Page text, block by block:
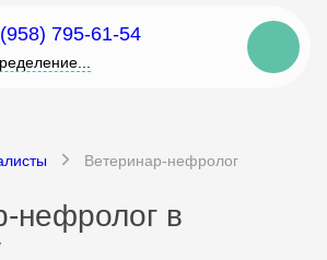
795-61-54
Ветеринар-нефролог
нефролог в